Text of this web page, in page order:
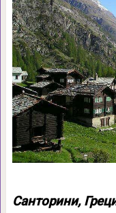
Санторини,